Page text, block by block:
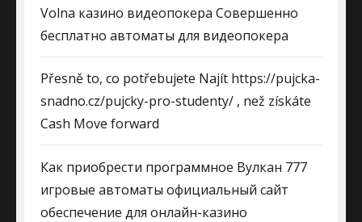
Volna казино видеопокера Совершенно
бесплатно автоматы для видеопокера
Přesně to, co potřebujete Najít https://pujcka-
snadno.cz/pujcky-pro-studenty/ , než získáte
Cash Move forward
Как приобрести программное Вулкан 777
игровые автоматы официальный сайт
обеспечение для онлайн-казино